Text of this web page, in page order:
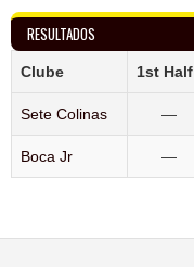
RESULTADOS
Clube 1st Half
Sete Colinas —
Boca Jr —